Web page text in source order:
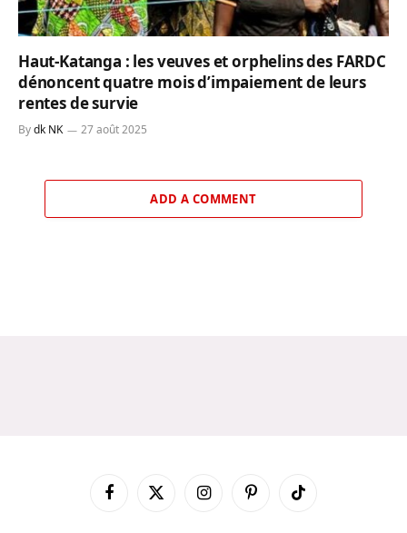
Haut-Katanga : les veuves et orphelins des FARDC
dénoncent quatre mois d’impaiement de leurs
rentes de survie
Bydk NK 27 août 2025
ADD A COMMENT
FacebookX
InstagramPinterestTikTok